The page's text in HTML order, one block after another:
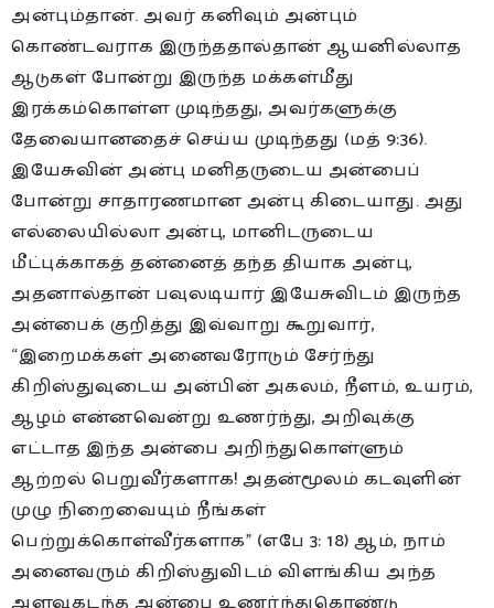
அன்பும்தான். அவர் கனிவும் அன்பும்
கொண்டவராக இருந்ததால்தான் ஆயனில்லாத
ஆடுகள் போன்று இருந்த மக்கள்மீது
இரக்கம்கொள்ள முடிந்தது, அவர்களுக்கு
தேவையானதைச் செய்ய முடிந்தது (மத் 9:36).
இயேசுவின் அன்பு மனிதருடைய அன்பைப்
போன்று சாதாரணமான அன்பு கிடையாது. அது
எல்லையில்லா அன்பு, மானிடருடைய
மீட்புக்காகத் தன்னைத் தந்த தியாக அன்பு,
அதனால்தான் பவுலடியார் இயேசுவிடம் இருந்த
அன்பைக் குறித்து இவ்வாறு கூறுவார்,
“இறைமக்கள் அனைவரோடும் சேர்ந்து
கிறிஸ்துவுடைய அன்பின் அகலம், நீளம், உயரம்,
ஆழம் என்னவென்று உணர்ந்து, அறிவுக்கு
எட்டாத இந்த அன்பை அறிந்துகொள்ளும்
ஆற்றல் பெறுவீர்களாக! அதன்மூலம் கடவுளின்
முழு நிறைவையும் நீங்கள்
பெற்றுக்கொள்வீர்களாக” (எபே 3: 18) ஆம், நாம்
அனைவரும் கிறிஸ்துவிடம் விளங்கிய அந்த